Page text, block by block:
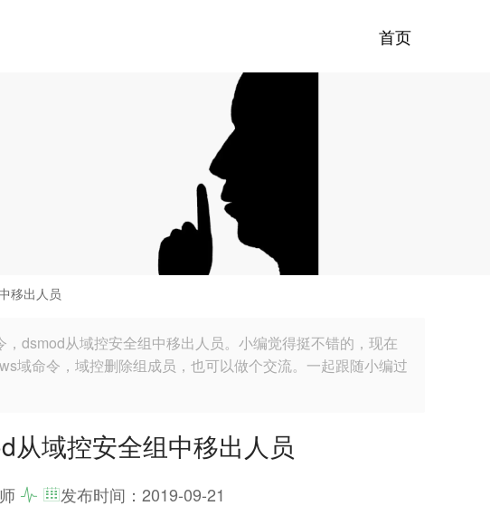
首页
移出人员
dsmod从域控安全组中移出人员。小编觉得挺不错的，现在
域命令，域控删除组成员，也可以做个交流。一起跟随小编过
从域控安全组中移出人员
发布时间： 2019-09-21